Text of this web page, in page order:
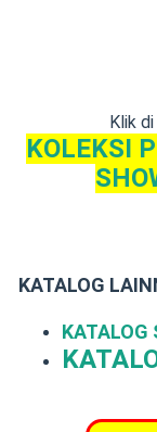
Klik
KATALOG
KATALOG